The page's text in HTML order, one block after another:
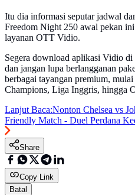
Itu dia informasi seputar jadwal
Freedom Night 250 awal pekan
layanan OTT Vidio.
Segera download aplikasi Vidio di
dan jangan lupa berlangganan
berbagai tayangan premium,
Champions, Liga Inggris, hingga
Lanjut Baca:Nonton Chelsea vs
Friendly Match - Duel Perdana
Share
Copy Link
Batal